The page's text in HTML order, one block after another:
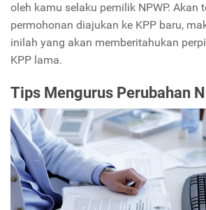
oleh kamu selaku pemilik NPWP. Akan
permohonan diajukan ke KPP baru,
inilah yang akan memberitahukan
KPP lama.
Tips Mengurus Perubahan